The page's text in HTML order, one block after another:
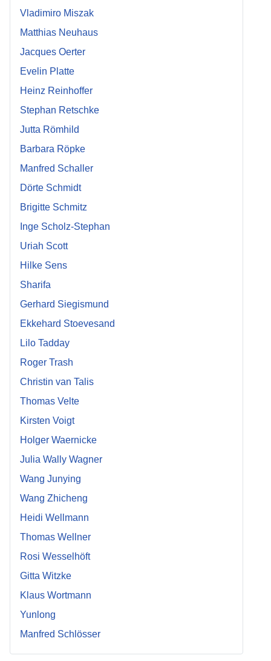
Vladimiro Miszak
Matthias Neuhaus
Jacques Oerter
Evelin Platte
Heinz Reinhoffer
Stephan Retschke
Jutta Römhild
Barbara Röpke
Manfred Schaller
Dörte Schmidt
Brigitte Schmitz
Inge Scholz-Stephan
Uriah Scott
Hilke Sens
Sharifa
Gerhard Siegismund
Ekkehard Stoevesand
Lilo Tadday
Roger Trash
Christin van Talis
Thomas Velte
Kirsten Voigt
Holger Waernicke
Julia Wally Wagner
Wang Junying
Wang Zhicheng
Heidi Wellmann
Thomas Wellner
Rosi Wesselhöft
Gitta Witzke
Klaus Wortmann
Yunlong
Manfred Schlösser